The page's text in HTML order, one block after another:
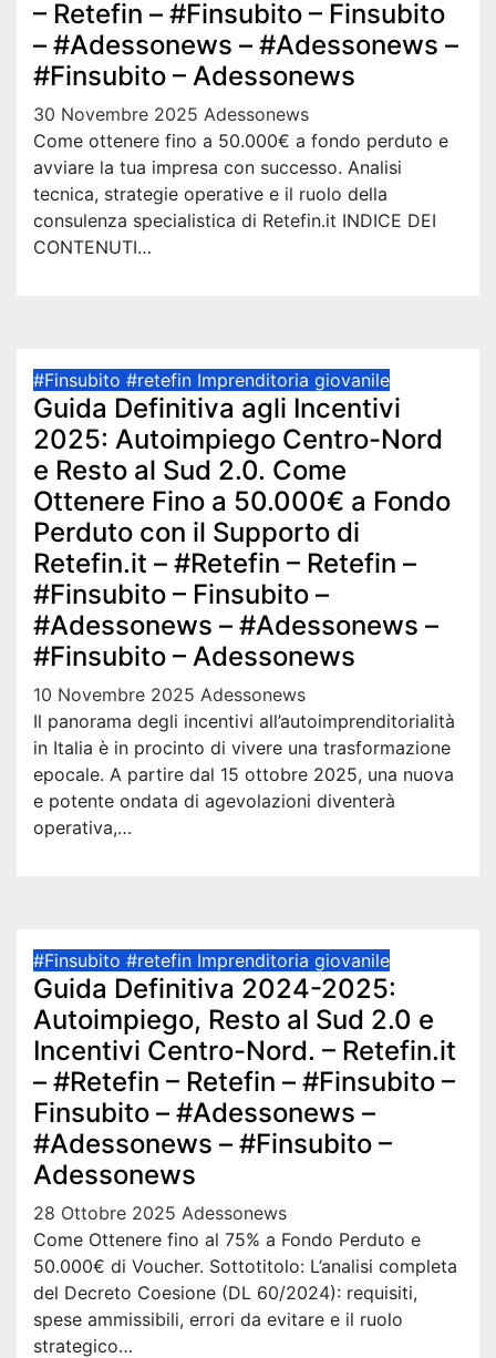
– Retefin – #Finsubito – Finsubito
– #Adessonews – #Adessonews –
#Finsubito – Adessonews
30 Novembre 2025 Adessonews
Come ottenere fino a 50.000€ a fondo perduto e
avviare la tua impresa con successo. Analisi
tecnica, strategie operative e il ruolo della
consulenza specialistica di Retefin.it INDICE DEI
CONTENUTI…
#Finsubito #retefin Imprenditoria giovanile
Guida Definitiva agli Incentivi
2025: Autoimpiego Centro-Nord
e Resto al Sud 2.0. Come
Ottenere Fino a 50.000€ a Fondo
Perduto con il Supporto di
Retefin.it – #Retefin – Retefin –
#Finsubito – Finsubito –
#Adessonews – #Adessonews –
#Finsubito – Adessonews
10 Novembre 2025 Adessonews
Il panorama degli incentivi all’autoimprenditorialità
in Italia è in procinto di vivere una trasformazione
epocale. A partire dal 15 ottobre 2025, una nuova
e potente ondata di agevolazioni diventerà
operativa,…
#Finsubito #retefin Imprenditoria giovanile
Guida Definitiva 2024-2025:
Autoimpiego, Resto al Sud 2.0 e
Incentivi Centro-Nord. – Retefin.it
– #Retefin – Retefin – #Finsubito –
Finsubito – #Adessonews –
#Adessonews – #Finsubito –
Adessonews
28 Ottobre 2025 Adessonews
Come Ottenere fino al 75% a Fondo Perduto e
50.000€ di Voucher. Sottotitolo: L’analisi completa
del Decreto Coesione (DL 60/2024): requisiti,
spese ammissibili, errori da evitare e il ruolo
strategico…